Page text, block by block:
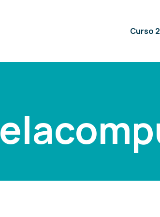
Curso